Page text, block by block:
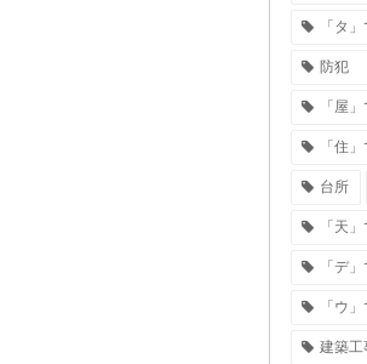
「タ
防犯
「屋
「住
台所
「天
「デ
「ウ
建築工